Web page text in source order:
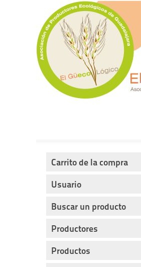
Carrito de la compra
Usuario
Buscar un producto
Productores
Productos